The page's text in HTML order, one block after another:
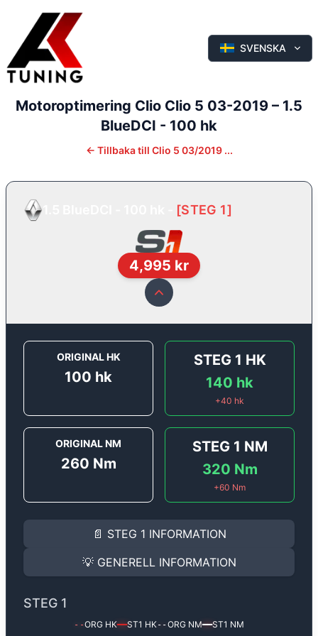
SVENSKA
Motoroptimering Clio Clio 5 03-2019 – 1.5
BlueDCI - 100 hk
← Tillbaka till Clio 5 03/2019 ...
[STEG 1]
4,995 kr
ORIGINAL HK
100 hk
STEG 1 HK
140 hk
+40 hk
ORIGINAL NM
260 Nm
STEG 1 NM
320 Nm
+60 Nm
📄 STEG 1 INFORMATION
INFORMATION
Steg 1
Renault Clio 1.5 BlueDCI
Effekten ökar från100 hktill140 hkoch
(+40 hk & +60 Nm).
Ger mer effekt, högre vridmoment, lägre
Steg 1 mjukvara justerar vi ett antal
💡 GENERELL INFORMATION
✅ All mjukvara är skräddarsydd för din bil
✅ Felsökning inann samt efter optimering
STEG 1
--ORG HK━━ST1 HK--ORG NM━━ST1 NM